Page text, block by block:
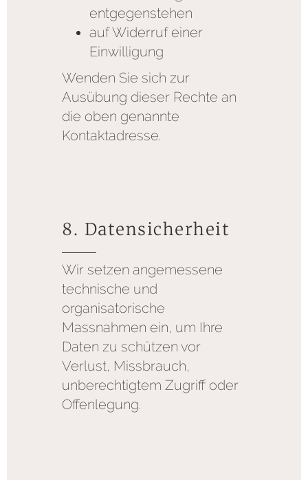
entgegenstehen
auf Widerruf einer
Einwilligung
Wenden Sie sich zur
Ausübung dieser Rechte an
die oben genannte
Kontaktadresse.
8. Datensicherheit
Wir setzen angemessene
technische und
organisatorische
Massnahmen ein, um Ihre
Daten zu schützen vor
Verlust, Missbrauch,
unberechtigtem Zugriff oder
Offenlegung.